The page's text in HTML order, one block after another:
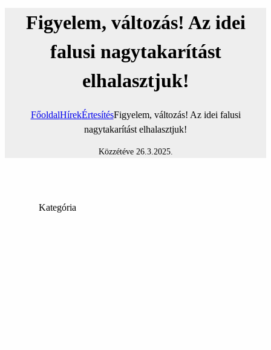
Figyelem, változás! Az idei
falusi nagytakarítást
elhalasztjuk!
FőoldalHírekÉrtesítésFigyelem, változás! Az idei falusi
nagytakarítást elhalasztjuk!
Közzétéve 26.3.2025.
Kategória